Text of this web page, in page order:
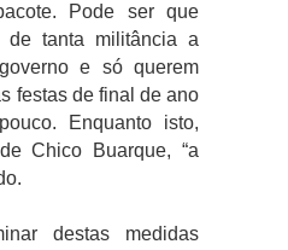
Pode ser que
de tanta militância a
e só querem
festas de final de ano
Enquanto isto,
Chico Buarque, “a
destas medidas